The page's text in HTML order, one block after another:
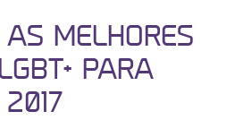
MELHORES
PARA